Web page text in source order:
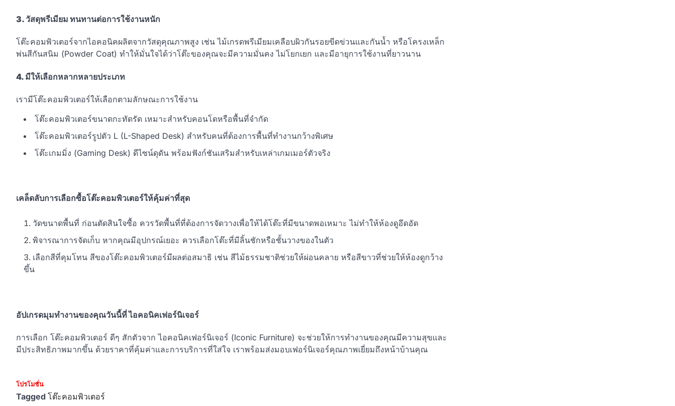
3. วัสดุพรีเมียม ทนทานต่อการใช้งานหนัก
โต๊ะคอมพิวเตอร์จากไอคอนิคผลิตจากวัสดุคุณภาพสูง เช่น ไม้เกรดพรีเมียมเคลือบผิวกันรอยขีดข่วนและกันน้ำ หรือโครงเหล็ก
พ่นสีกันสนิม (Powder Coat) ทำให้มั่นใจได้ว่าโต๊ะของคุณจะมีความมั่นคง ไม่โยกเยก และมีอายุการใช้งานที่ยาวนาน
4. มีให้เลือกหลากหลายประเภท
เรามีโต๊ะคอมพิวเตอร์ให้เลือกตามลักษณะการใช้งาน
โต๊ะคอมพิวเตอร์ขนาดกะทัดรัด เหมาะสำหรับคอนโดหรือพื้นที่จำกัด
โต๊ะคอมพิวเตอร์รูปตัว L (L-Shaped Desk) สำหรับคนที่ต้องการพื้นที่ทำงานกว้างพิเศษ
โต๊ะเกมมิ่ง (Gaming Desk) ดีไซน์ดุดัน พร้อมฟังก์ชันเสริมสำหรับเหล่าเกมเมอร์ตัวจริง
เคล็ดลับการเลือกซื้อโต๊ะคอมพิวเตอร์ให้คุ้มค่าที่สุด
วัดขนาดพื้นที่ ก่อนตัดสินใจซื้อ ควรวัดพื้นที่ที่ต้องการจัดวางเพื่อให้ได้โต๊ะที่มีขนาดพอเหมาะ ไม่ทำให้ห้องดูอึดอัด
พิจารณาการจัดเก็บ หากคุณมีอุปกรณ์เยอะ ควรเลือกโต๊ะที่มีลิ้นชักหรือชั้นวางของในตัว
เลือกสีที่คุมโทน สีของโต๊ะคอมพิวเตอร์มีผลต่อสมาธิ เช่น สีไม้ธรรมชาติช่วยให้ผ่อนคลาย หรือสีขาวที่ช่วยให้ห้องดูกว้าง
ขึ้น
อัปเกรดมุมทำงานของคุณวันนี้ที่ ไอคอนิคเฟอร์นิเจอร์
การเลือก โต๊ะคอมพิวเตอร์ ดีๆ สักตัวจาก ไอคอนิคเฟอร์นิเจอร์ (Iconic Furniture) จะช่วยให้การทำงานของคุณมีความสุขและ
มีประสิทธิภาพมากขึ้น ด้วยราคาที่คุ้มค่าและการบริการที่ใส่ใจ เราพร้อมส่งมอบเฟอร์นิเจอร์คุณภาพเยี่ยมถึงหน้าบ้านคุณ
โปรโมชั่น
Tagged โต๊ะคอมพิวเตอร์